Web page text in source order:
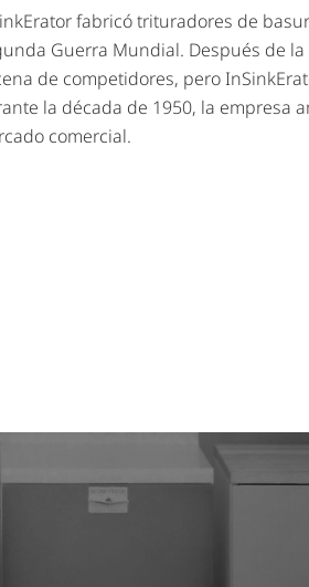
fabricó trituradores de
Guerra Mundial. Después de
de competidores, pero
la década de 1950, la empresa
comercial.